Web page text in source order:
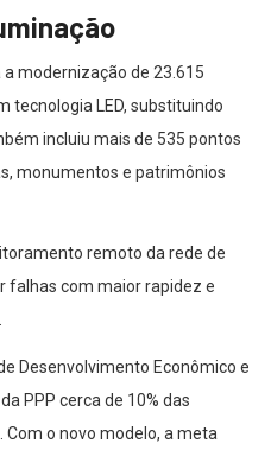
modernização de 23.615
tecnologia LED, substituindo
incluiu mais de 535 pontos
monumentos e patrimônios
remoto da rede de
falhas com maior rapidez e
Desenvolvimento Econômico e
PPP cerca de 10% das
o novo modelo, a meta